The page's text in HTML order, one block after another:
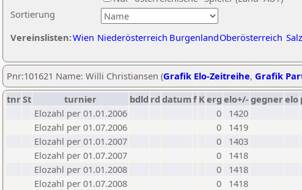
Sortierung
Vereinslisten:Wien Niederösterreich BurgenlandOberösterreich
Pnr:101621 Name: Willi Christiansen (Grafik Elo-Zeitreihe, Grafik
tnrSt turnier bdld rd datumf Kerg elo+/-gegnerelo
Elozahl per 01.01.2006
0
1420
Elozahl per 01.07.2006
0
1419
Elozahl per 01.01.2007
0
1403
Elozahl per 01.07.2007
0
1418
Elozahl per 01.01.2008
0
1418
Elozahl per 01.07.2008
0
1418